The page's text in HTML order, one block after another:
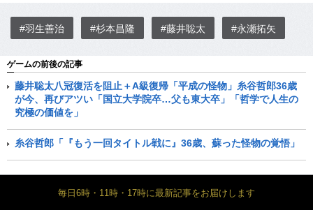
#羽生善治 #杉本昌隆 #藤井聡太 #永瀬拓矢
ゲームの前後の記事
藤井聡太八冠復活を阻止＋A級復帰「平成の怪物」糸谷哲郎36歳
が今、再びアツい「国立大学院卒…父も東大卒」「哲学で人生の
究極の価値を」
糸谷哲郎「『もう一回タイトル戦に』36歳、蘇った怪物の覚悟」
毎日6時・11時・17時に最新記事をお届けします